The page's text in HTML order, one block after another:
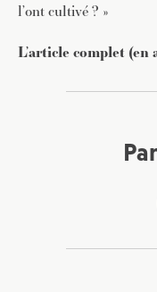
l’ont cultivé ? »
L’article complet